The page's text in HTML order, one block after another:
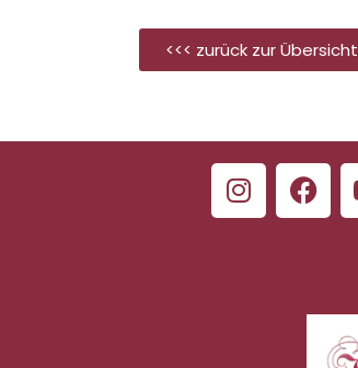
<<< zurück zur Übersicht